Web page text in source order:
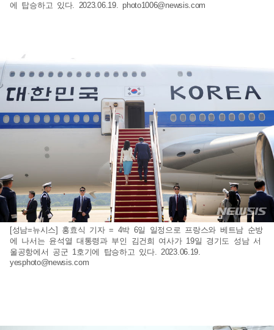
에 탑승하고 있다. 2023.06.19.photo1006@newsis.com
[성남=뉴시스] 홍효식 기자 = 4박 6일 일정으로 프랑스와 베트남 순방
에 나서는 윤석열 대통령과 부인 김건희 여사가 19일 경기도 성남 서
울공항에서 공군 1호기에 탑승하고 있다. 2023.06.19.
yesphoto@newsis.com